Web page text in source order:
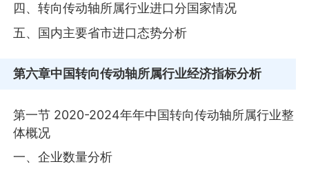
四、转向传动轴所属行业进口分国家情况
五、国内主要省市进口态势分析
第六章中国转向传动轴所属行业经济指标分析
第一节 2020-2024年年中国转向传动轴所属行业整
体概况
一、企业数量分析